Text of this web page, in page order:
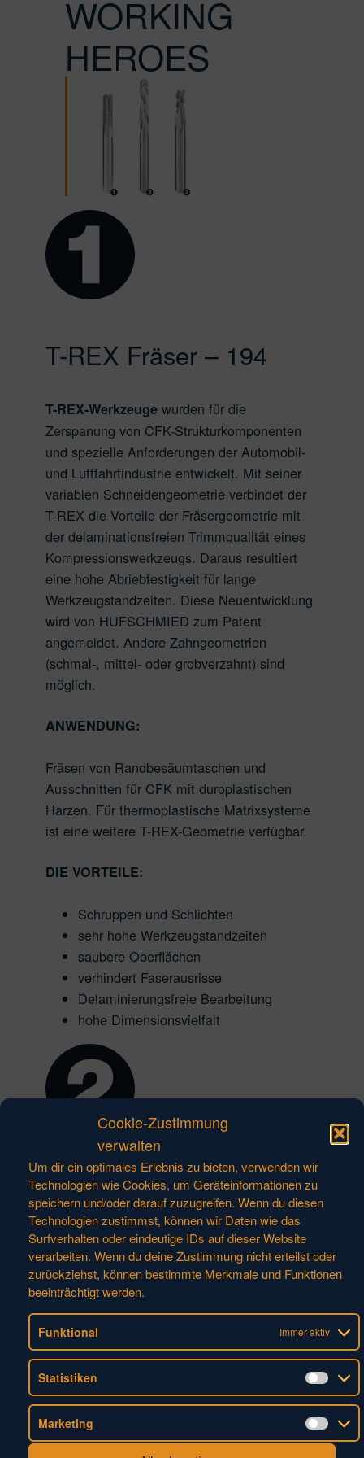
Cookie-Zustimmung
verwalten
Um dir ein optimales Erlebnis zu bieten, verwenden wir
Technologien wie Cookies, um Geräteinformationen zu
speichern und/oder darauf zuzugreifen. Wenn du diesen
Technologien zustimmst, können wir Daten wie das
Surfverhalten oder eindeutige IDs auf dieser Website
verarbeiten. Wenn du deine Zustimmung nicht erteilst oder
zurückziehst, können bestimmte Merkmale und Funktionen
beeinträchtigt werden.
Funktional Immer aktiv
Statistiken
Marketing
WORKING
HEROES
T-REX Fräser – 194
T-REX-Werkzeuge wurden für die
Zerspanung von CFK-Strukturkomponenten
und spezielle Anforderungen der Automobil-
und Luftfahrtindustrie entwickelt. Mit seiner
variablen Schneidengeometrie verbindet der
T-REX die Vorteile der Fräsergeometrie mit
der delaminationsfreien Trimmqualität eines
Kompressionswerkzeugs. Daraus resultiert
eine hohe Abriebfestigkeit für lange
Werkzeugstandzeiten. Diese Neuentwicklung
wird von HUFSCHMIED zum Patent
angemeldet. Andere Zahngeometrien
(schmal-, mittel- oder grobverzahnt) sind
möglich.
ANWENDUNG:
Fräsen von Randbesäumtaschen und
Ausschnitten für CFK mit duroplastischen
Harzen. Für thermoplastische Matrixsysteme
ist eine weitere T-REX-Geometrie verfügbar.
DIE VORTEILE:
Schruppen und Schlichten
sehr hohe Werkzeugstandzeiten
saubere Oberflächen
verhindert Faserausrisse
Delaminierungsfreie Bearbeitung
hohe Dimensionsvielfalt
Shadowdrill – AD401
Schneller als sein Schatten. Ein spezieller
Schliff sorgt für eine optimierte schnelle
Spanabfuhr. In Kombination mit
leistungsfähigen Werkstoffen und einer
komplexer Schneidengeometrie kann der
Shadowdrill auch extreme Anforderungen von
besonders anspruchsvollen
Bearbeitungsprozessen in Aluminium erfüllen.
DIE VORTEILE: